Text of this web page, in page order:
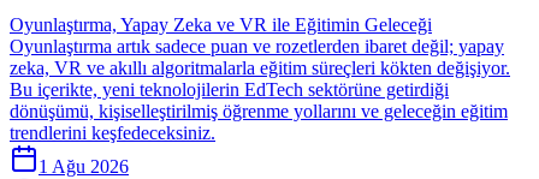
Oyunlaştırma, Yapay Zeka ve VR ile Eğitimin Geleceği
Oyunlaştırma artık sadece puan ve rozetlerden ibaret değil; yapay
zeka, VR ve akıllı algoritmalarla eğitim süreçleri kökten değişiyor.
Bu içerikte, yeni teknolojilerin EdTech sektörüne getirdiği
dönüşümü, kişiselleştirilmiş öğrenme yollarını ve geleceğin eğitim
trendlerini keşfedeceksiniz.
1 Ağu 2026